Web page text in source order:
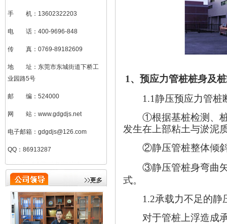
手 机：13602322203
电 话：400-9696-848
传 真：0769-89182609
地 址：东莞市东城街道下桥工
业园路5号
邮 编：524000
网 站：www.gdgdjs.net
电子邮箱：gdgdjs@126.com
QQ：86913287
1 、预应力管桩桩身及
1.1静压预应力管桩
①根据基桩检测、
发生在上部粘土与淤泥
②静压管桩整体倾
③静压管桩身弯曲
式。
1.2承载力不足的静
对于管桩上浮造成承